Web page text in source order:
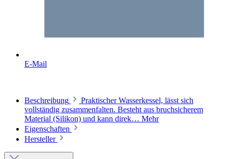
E-Mail
Beschreibung
Praktischer Wasserkessel, lässt sich
vollständig zusammenfalten. Besteht aus bruchsicherem
Material (Silikon) und kann direk… Mehr
Eigenschaften
Hersteller